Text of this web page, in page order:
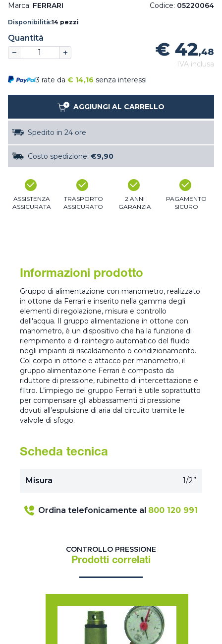
Marca: FERRARI Codice: 05220064
Disponibilità:14 pezzi
Quantità
€ 42,48
IVA inclusa
3 rate da € 14,16 senza interessi
AGGIUNGI AL CARRELLO
Spedito in 24 ore
Costo spedizione: €9,90
ASSISTENZA
ASSICURATA
TRASPORTO
ASSICURATO
2 ANNI
GARANZIA
PAGAMENTO
SICURO
Informazioni prodotto
Gruppo di alimentazione con manometro, realizzato
in ottone da Ferrari e inserito nella gamma degli
elementi di regolazione, misura e controllo
dell'acqua. Il gruppo alimentazione in ottone con
manometro, è un dispositivo che ha la funzione di
riempimento e di reintegro automatico del fluido
negli impianti di riscaldamento o condizionamento.
Col corpo in ottone e attacco per manometro, il
gruppo alimentazione Ferrari è composto da
riduttore di pressione, rubinetto di intercettazione e
filtro. L’impiego del gruppo Ferrari è utile soprattutto
per compensare gli abbassamenti di pressione
dovuti all’espulsione di aria dal circuito tramite le
valvole di sfogo.
Scheda tecnica
Misura 1/2”
Ordina telefonicamente al 800 120 991
CONTROLLO PRESSIONE
Prodotti correlati